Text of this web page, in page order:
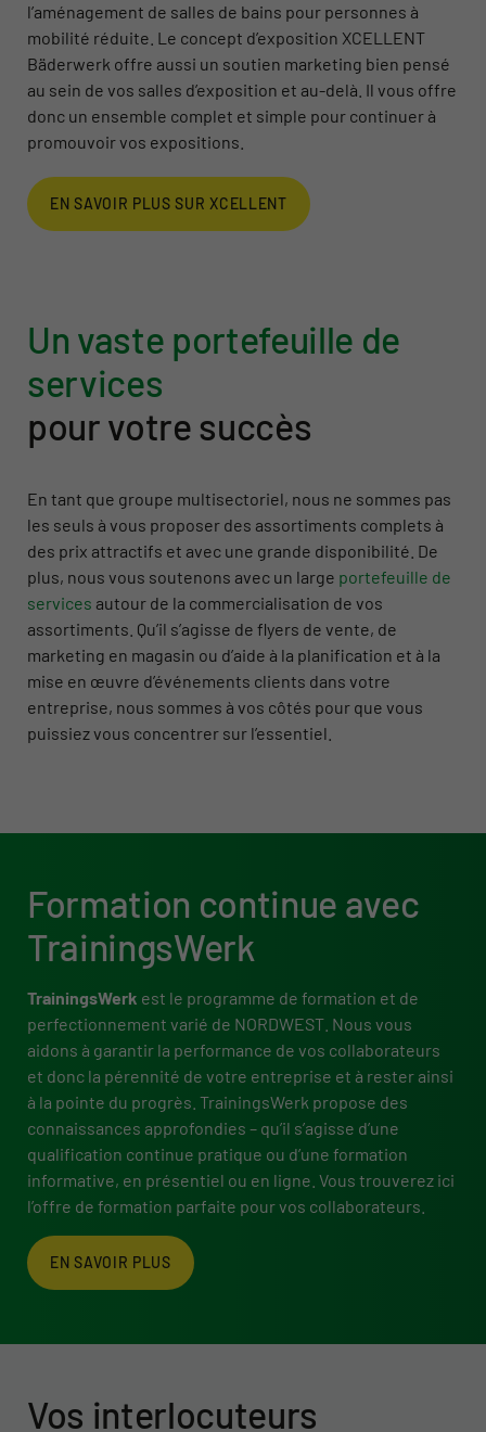
l’aménagement de salles de bains pour personnes à
mobilité réduite. Le concept d’exposition XCELLENT
Bäderwerk offre aussi un soutien marketing bien pensé
au sein de vos salles d’exposition et au-delà. Il vous offre
donc un ensemble complet et simple pour continuer à
promouvoir vos expositions.
EN SAVOIR PLUS SUR XCELLENT
Un vaste portefeuille de
services
pour votre succès
En tant que groupe multisectoriel, nous ne sommes pas
les seuls à vous proposer des assortiments complets à
des prix attractifs et avec une grande disponibilité. De
plus, nous vous soutenons avec un large portefeuille de
services autour de la commercialisation de vos
assortiments. Qu’il s’agisse de flyers de vente, de
marketing en magasin ou d’aide à la planification et à la
mise en œuvre d’événements clients dans votre
entreprise, nous sommes à vos côtés pour que vous
puissiez vous concentrer sur l’essentiel.
Formation continue avec
TrainingsWerk
TrainingsWerk est le programme de formation et de
perfectionnement varié de NORDWEST. Nous vous
aidons à garantir la performance de vos collaborateurs
et donc la pérennité de votre entreprise et à rester ainsi
à la pointe du progrès. TrainingsWerk propose des
connaissances approfondies – qu’il s’agisse d’une
qualification continue pratique ou d’une formation
informative, en présentiel ou en ligne. Vous trouverez ici
l’offre de formation parfaite pour vos collaborateurs.
EN SAVOIR PLUS
Vos interlocuteurs